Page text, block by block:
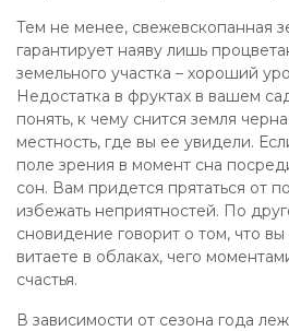
Тем не менее, свежевскопанная
гарантирует наяву лишь
земельного участка – хороший
Недостатка в фруктах в вашем
понять, к чему снится земля
местность, где вы ее увидели.
поле зрения в момент сна
сон. Вам придется прятаться от
избежать неприятностей. По
сновидение говорит о том, что
витаете в облаках, чего
счастья.
В зависимости от сезона года